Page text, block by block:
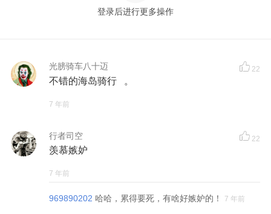
登录后进行更多操作
光膀骑车八十迈 22
不错的海岛骑行 。
7 年前
行者司空 22
羡慕嫉妒
7 年前
969890202 哈哈，累得要死，有啥好嫉妒的！ 7 年前